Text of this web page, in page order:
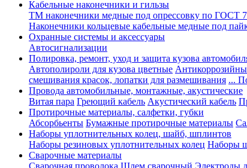
Кабельные наконечники и гильзы
ТМ наконечники медные под опрессовку по ГОСТ
Наконечники кольцевые кабельные медные под
Охранные системы и аксессуары
Автосигнализации
Полировка, ремонт, уход и защита кузова
Автополироли для кузова цветные
смешивания красок, лопатки для размешивания ...
Провода автомобильные, монтажные, акустические
Витая пара Греющий кабель Акустический кабель
Протирочные материалы, салфетки, губки
Абсорбьенты Бумажные протирочные материалы
Наборы уплотнительных колец, шайб, шплинтов
Наборы резиновых уплотнительных колец Наборы
Сварочные материалы
Сварочная проволока Шлем сварочный Электроды